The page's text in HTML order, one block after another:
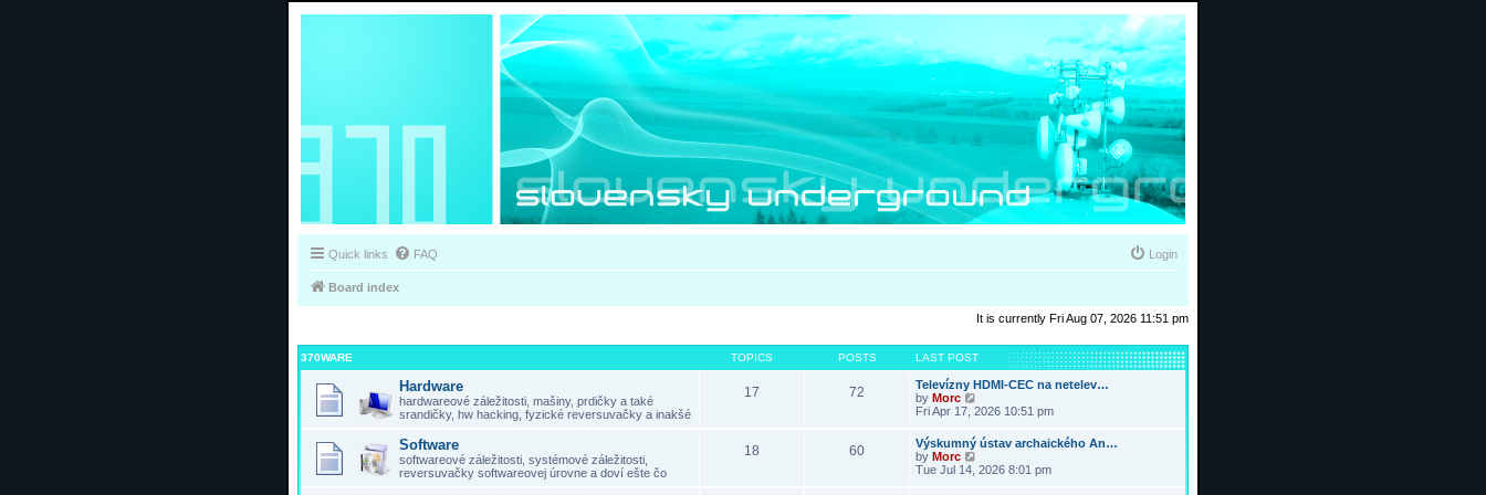
Quick links FAQ Login
Board index
It is currently Fri Aug 07, 2026 11:51 pm
370WARE TOPICS POSTS LAST POST
Hardware
hardwareové záležitosti, mašiny, prdičky a také
srandičky, hw hacking, fyzické reversuvačky a inakšé
17 72
Televízny HDMI-CEC na netelev…
by Morc
i
w
t
h
e
Fri Apr 17, 2026 10:51 pm
Software
softwareové záležitosti, systémové záležitosti,
reversuvačky softwareovej úrovne a doví ešte čo
18 60
Výskumný ústav archaického An…
by Morc
i
Tue Jul 14, 2026 8:01 pm